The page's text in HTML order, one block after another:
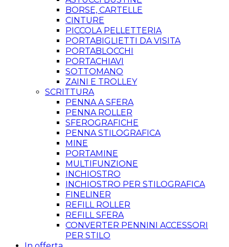
BORSE, CARTELLE
CINTURE
PICCOLA PELLETTERIA
PORTABIGLIETTI DA VISITA
PORTABLOCCHI
PORTACHIAVI
SOTTOMANO
ZAINI E TROLLEY
SCRITTURA
PENNA A SFERA
PENNA ROLLER
SFEROGRAFICHE
PENNA STILOGRAFICA
MINE
PORTAMINE
MULTIFUNZIONE
INCHIOSTRO
INCHIOSTRO PER STILOGRAFICA
FINELINER
REFILL ROLLER
REFILL SFERA
CONVERTER PENNINI ACCESSORI
PER STILO